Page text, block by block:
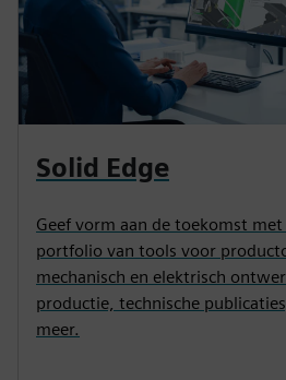
Solid Edge
Geef vorm aan de toekomst
portfolio van tools voor
mechanisch en elektrisch
productie, technische
meer.